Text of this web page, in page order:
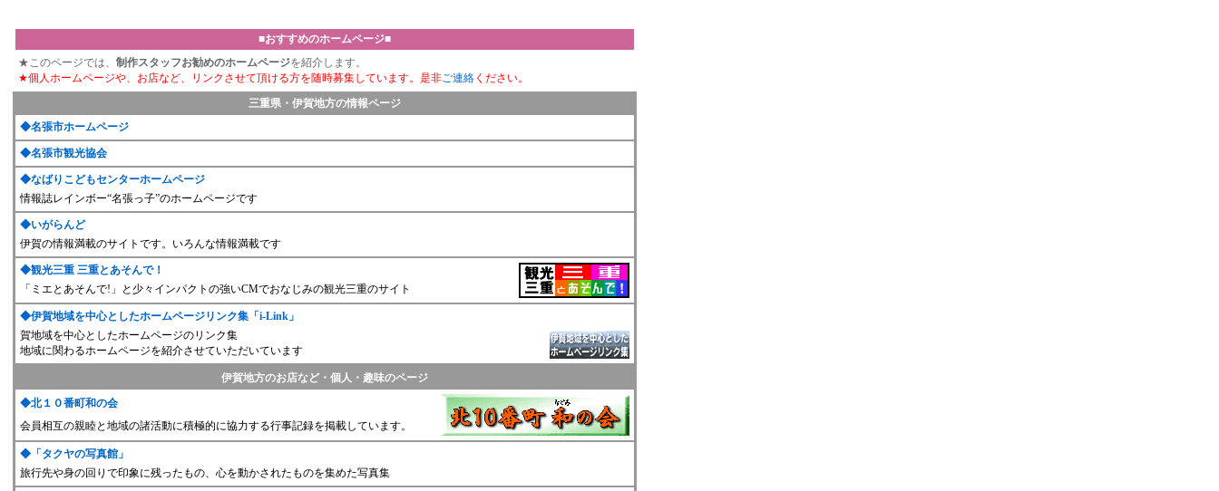
■おすすめのホームページ■
★このページでは、 制作スタッフお勧めのホームページを紹介します。
★個人ホームページや、お店など、リンクさせて頂ける方を随時募集しています。是非ご連絡 ください。
三重県・伊賀地方の情報ページ
◆名張市ホームページ
◆名張市観光協会
◆なばりこどもセンターホームページ
情報誌レインボー“名張っ子”のホームページです
◆いがらんど
伊賀の情報満載のサイトです。いろんな情報満載です
◆観光三重 三重とあそんで！
「ミエとあそんで!」と少々インパクトの強いCMでおなじみの観光三重のサイト
◆伊賀地域を中心としたホームページリンク集「i-Link」
賀地域を中心としたホームページのリンク集
地域に関わるホームページを紹介させていただいています
伊賀地方のお店など・個人・趣味のページ
◆北１０番町和の会
会員相互の親睦と地域の諸活動に積極的に協力する行事記録を掲載しています。
◆「タクヤの写真館」
旅行先や身の回りで印象に残ったもの、心を動かされたものを集めた写真集